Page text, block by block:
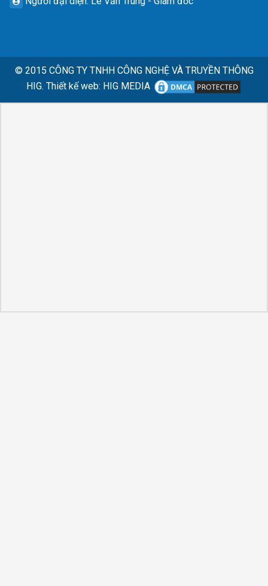
© 2015 CÔNG TY TNHH CÔNG NGHỆ VÀ TRUYỀN THÔNG
HIG. Thiết kế web: HIG MEDIA